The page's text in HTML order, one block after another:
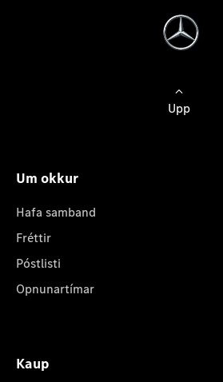
Upp
Um okkur
Hafa samband
Fréttir
Póstlisti
Opnunartímar
Kaup